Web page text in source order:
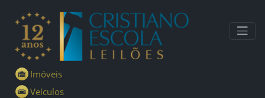
Imóveis
Veículos